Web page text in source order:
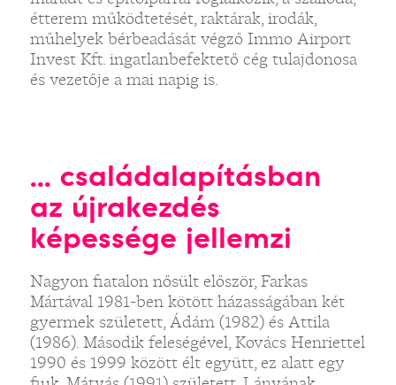
étterem működtetését, raktárak, irodák,
műhelyek bérbeadását végző Immo Airport
Invest Kft. ingatlanbefektető cég tulajdonosa
és vezetője a mai napig is.
... családalapításban
az újrakezdés
képessége jellemzi
Nagyon fiatalon nősült először, Farkas
Mártával 1981-ben kötött házasságában két
gyermek született, Ádám (1982) és Attila
(1986). Második feleségével, Kovács Henriettel
1990 és 1999 között élt együtt, ez alatt egy